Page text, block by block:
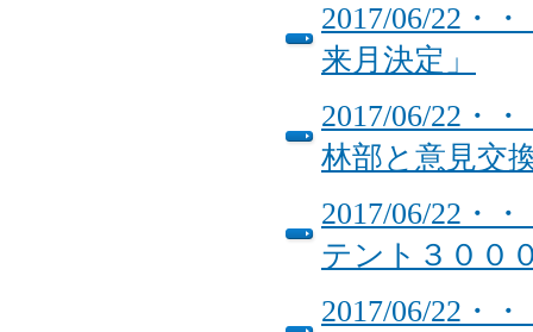
2017/06/22・
来月決定」
2017/06/22・
林部と意見交
2017/06/22・
テント３００
2017/06/22・